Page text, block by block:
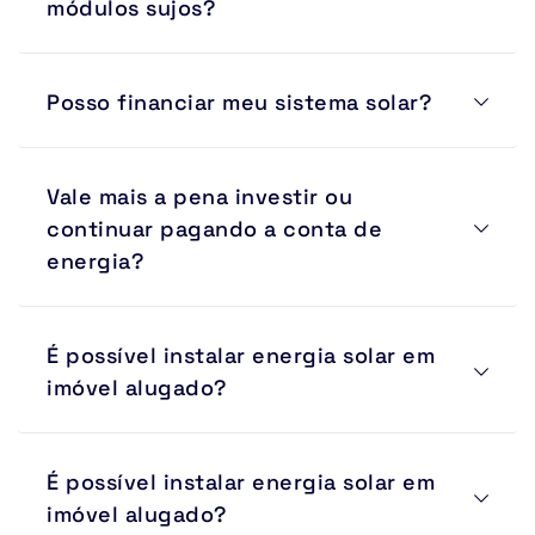
módulos sujos?
ultrapassar 20% da geração prevista.
Posso financiar meu sistema solar?
financiamento e parcelamento para facilitar a
implantação.
Vale mais a pena investir ou
continuar pagando a conta de
energia?
solar permite transformar esse gasto recorrente em um
investimento com retorno financeiro e proteção contra
aumentos futuros.
É possível instalar energia solar em
imóvel alugado?
incluindo geração compartilhada e autoconsumo
remoto.
É possível instalar energia solar em
imóvel alugado?